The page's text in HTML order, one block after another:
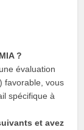
?
évaluation
favorable, vous
spécifique à
et avez